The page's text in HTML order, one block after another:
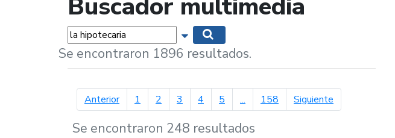
Buscador multimedia
Palabras... Mostrar opciones de búsqueda
Se encontraron 1896 resultados.
Anteriorpágina anterior
1 2 3 4 5 ... 158 Siguientepágina siguiente
Se encontraron 248 resultados